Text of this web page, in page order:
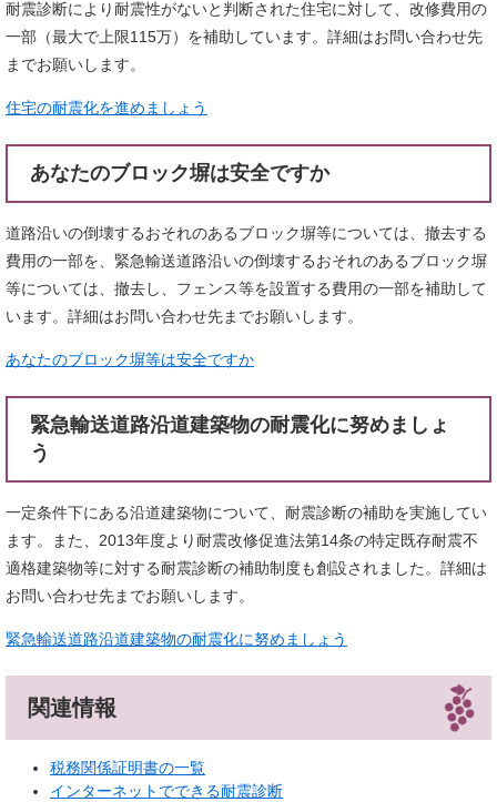
耐震診断により耐震性がないと判断された住宅に対して、改修費用の
一部（最大で上限115万）を補助しています。詳細はお問い合わせ先
までお願いします。
住宅の耐震化を進めましょう
あなたのブロック塀は安全ですか
道路沿いの倒壊するおそれのあるブロック塀等については、撤去する
費用の一部を、緊急輸送道路沿いの倒壊するおそれのあるブロック塀
等については、撤去し、フェンス等を設置する費用の一部を補助して
います。詳細はお問い合わせ先までお願いします。
あなたのブロック塀等は安全ですか
緊急輸送道路沿道建築物の耐震化に努めましょ
う
一定条件下にある沿道建築物について、耐震診断の補助を実施してい
ます。また、2013年度より耐震改修促進法第14条の特定既存耐震不
適格建築物等に対する耐震診断の補助制度も創設されました。詳細は
お問い合わせ先までお願いします。
緊急輸送道路沿道建築物の耐震化に努めましょう
関連情報
税務関係証明書の一覧
インターネットでできる耐震診断